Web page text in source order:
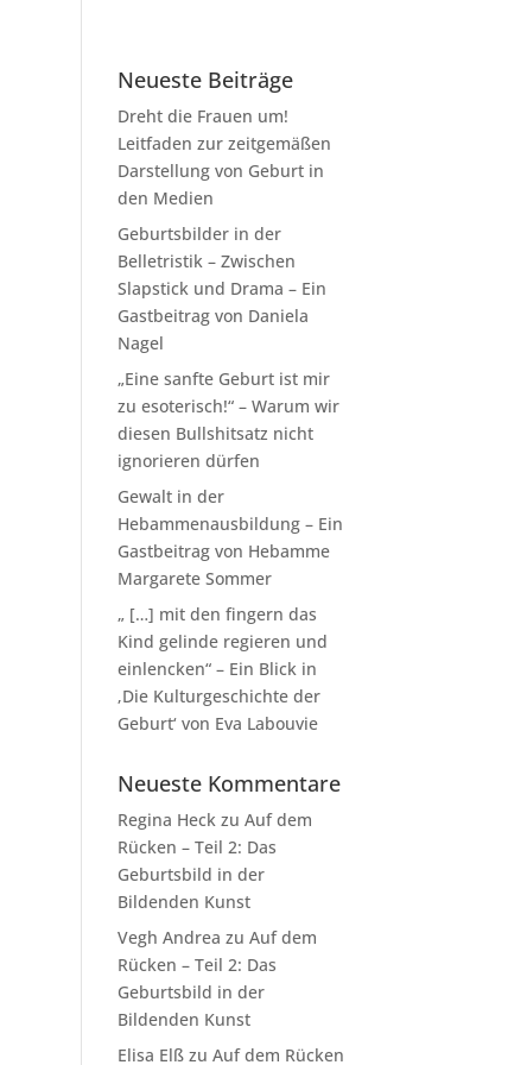
Neueste Beiträge
Dreht die Frauen um!
Leitfaden zur zeitgemäßen
Darstellung von Geburt in
den Medien
Geburtsbilder in der
Belletristik – Zwischen
Slapstick und Drama – Ein
Gastbeitrag von Daniela
Nagel
„Eine sanfte Geburt ist mir
zu esoterisch!“ – Warum wir
diesen Bullshitsatz nicht
ignorieren dürfen
Gewalt in der
Hebammenausbildung – Ein
Gastbeitrag von Hebamme
Margarete Sommer
„ […] mit den fingern das
Kind gelinde regieren und
einlencken“ – Ein Blick in
‚Die Kulturgeschichte der
Geburt‘ von Eva Labouvie
Neueste Kommentare
Regina Heck zuAuf dem
Rücken – Teil 2: Das
Geburtsbild in der
Bildenden Kunst
Vegh Andrea zuAuf dem
Rücken – Teil 2: Das
Geburtsbild in der
Bildenden Kunst
Elisa Elß zuAuf dem Rücken